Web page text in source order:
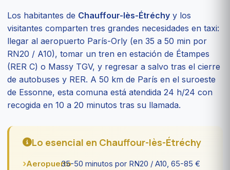
Los habitantes de Chauffour-lès-Étréchy y los
visitantes comparten tres grandes necesidades en taxi:
llegar al aeropuerto París-Orly (en 35 a 50 min por
RN20 / A10), tomar un tren en estación de Étampes
(RER C) o Massy TGV, y regresar a salvo tras el cierre
de autobuses y RER. A 50 km de París en el suroeste
de Essonne, esta comuna está atendida 24 h/24 con
recogida en 10 a 20 minutos tras su llamada.
Lo esencial en Chauffour-lès-Étréchy
Aeropuerto35-50 minutos por RN20 / A10, 65-85 €